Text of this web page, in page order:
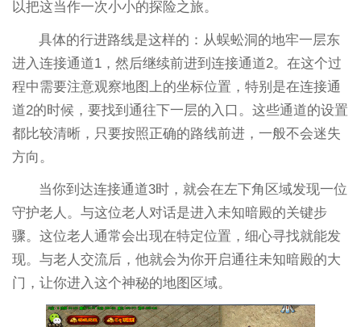
以把这当作一次小小的探险之旅。
具体的行进路线是这样的：从蜈蚣洞的地牢一层东
进入连接通道1，然后继续前进到连接通道2。在这个过
程中需要注意观察地图上的坐标位置，特别是在连接通
道2的时候，要找到通往下一层的入口。这些通道的设置
都比较清晰，只要按照正确的路线前进，一般不会迷失
方向。
当你到达连接通道3时，就会在左下角区域发现一位
守护老人。与这位老人对话是进入未知暗殿的关键步
骤。这位老人通常会出现在特定位置，细心寻找就能发
现。与老人交流后，他就会为你开启通往未知暗殿的大
门，让你进入这个神秘的地图区域。